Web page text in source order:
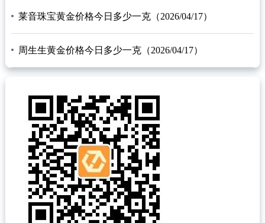
莱音珠宝黄金价格今日多少一克（2026/04/17）
周生生黄金价格今日多少一克（2026/04/17）